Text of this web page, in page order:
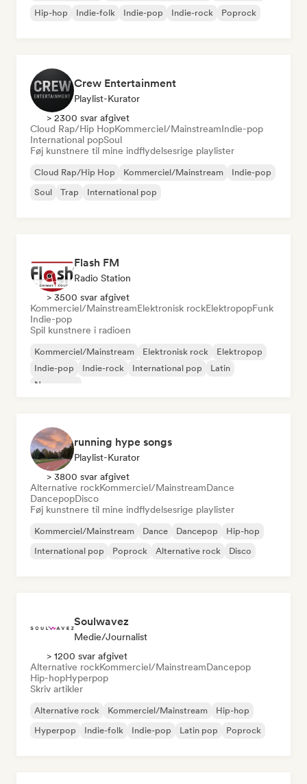
Hip-hop
Indie-folk Indie-pop Indie-rock Poprock
Crew Entertainment
Playlist-Kurator
> 2300 svar afgivet
Cloud Rap/Hip HopKommerciel/MainstreamIndie-pop
International popSoul
Føj kunstnere til mine indflydelsesrige playlister
Cloud Rap/Hip Hop Kommerciel/Mainstream
Indie-pop
Soul
Trap International pop
Flash FM
Radio Station
> 3500 svar afgivet
Kommerciel/MainstreamElektronisk rockElektropopFunk
Indie-pop
Spil kunstnere i radioen
Kommerciel/Mainstream Elektronisk rock
Elektropop
Indie-pop
Indie-rock International pop
Latin
New wave
running hype songs
Playlist-Kurator
> 3800 svar afgivet
Alternative rockKommerciel/MainstreamDance
DancepopDisco
Føj kunstnere til mine indflydelsesrige playlister
Kommerciel/Mainstream Dance Dancepop
Hip-hop
International pop
Poprock Alternative rock Disco
Soulwavez
Medie/journalist
> 1200 svar afgivet
Alternative rockKommerciel/MainstreamDancepop
Hip-hopHyperpop
Skriv artikler
Alternative rock Kommerciel/Mainstream
Hip-hop
Hyperpop
Indie-folk Indie-pop Latin pop Poprock